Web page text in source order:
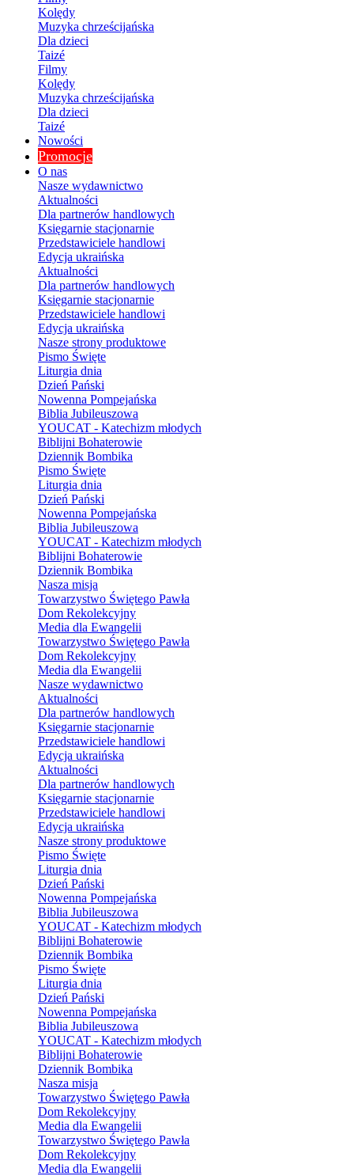
Kolędy
Muzyka chrześcijańska
Dla dzieci
Taizé
Filmy
Kolędy
Muzyka chrześcijańska
Dla dzieci
Taizé
Nowości
Promocje
O nas
Nasze wydawnictwo
Aktualności
Dla partnerów handlowych
Księgarnie stacjonarnie
Przedstawiciele handlowi
Edycja ukraińska
Aktualności
Dla partnerów handlowych
Księgarnie stacjonarnie
Przedstawiciele handlowi
Edycja ukraińska
Nasze strony produktowe
Pismo Święte
Liturgia dnia
Dzień Pański
Nowenna Pompejańska
Biblia Jubileuszowa
YOUCAT - Katechizm młodych
Biblijni Bohaterowie
Dziennik Bombika
Pismo Święte
Liturgia dnia
Dzień Pański
Nowenna Pompejańska
Biblia Jubileuszowa
YOUCAT - Katechizm młodych
Biblijni Bohaterowie
Dziennik Bombika
Nasza misja
Towarzystwo Świętego Pawła
Dom Rekolekcyjny
Media dla Ewangelii
Towarzystwo Świętego Pawła
Dom Rekolekcyjny
Media dla Ewangelii
Nasze wydawnictwo
Aktualności
Dla partnerów handlowych
Księgarnie stacjonarnie
Przedstawiciele handlowi
Edycja ukraińska
Aktualności
Dla partnerów handlowych
Księgarnie stacjonarnie
Przedstawiciele handlowi
Edycja ukraińska
Nasze strony produktowe
Pismo Święte
Liturgia dnia
Dzień Pański
Nowenna Pompejańska
Biblia Jubileuszowa
YOUCAT - Katechizm młodych
Biblijni Bohaterowie
Dziennik Bombika
Pismo Święte
Liturgia dnia
Dzień Pański
Nowenna Pompejańska
Biblia Jubileuszowa
YOUCAT - Katechizm młodych
Biblijni Bohaterowie
Dziennik Bombika
Nasza misja
Towarzystwo Świętego Pawła
Dom Rekolekcyjny
Media dla Ewangelii
Towarzystwo Świętego Pawła
Dom Rekolekcyjny
Media dla Ewangelii